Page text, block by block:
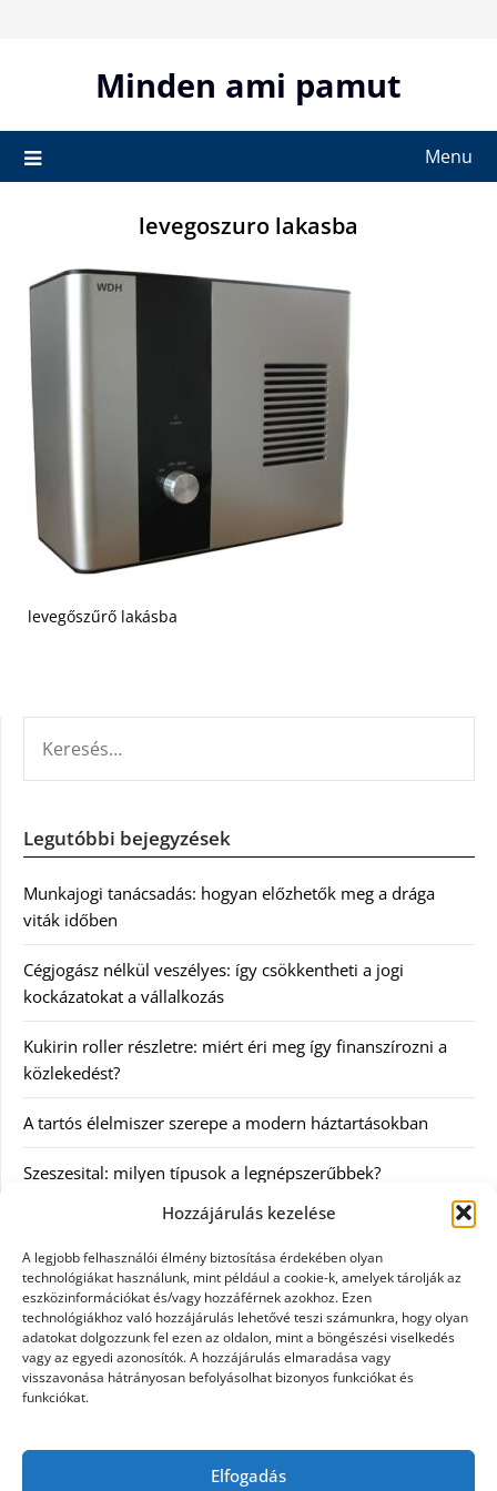
Hozzájárulás kezelése
A legjobb felhasználói élmény biztosítása érdekében olyan
technológiákat használunk, mint például a cookie-k, amelyek tárolják az
eszközinformációkat és/vagy hozzáférnek azokhoz. Ezen
technológiákhoz való hozzájárulás lehetővé teszi számunkra, hogy olyan
adatokat dolgozzunk fel ezen az oldalon, mint a böngészési viselkedés
vagy az egyedi azonosítók. A hozzájárulás elmaradása vagy
visszavonása hátrányosan befolyásolhat bizonyos funkciókat és
funkciókat.
Elfogadás
Minden ami pamut
Menu
levegoszuro lakasba
levegőszűrő lakásba
Legutóbbi bejegyzések
Munkajogi tanácsadás: hogyan előzhetők meg a drága
viták időben
Cégjogász nélkül veszélyes: így csökkentheti a jogi
kockázatokat a vállalkozás
Kukirin roller részletre: miért éri meg így finanszírozni a
közlekedést?
A tartós élelmiszer szerepe a modern háztartásokban
Szeszesital: milyen típusok a legnépszerűbbek?
Egyéb
Irodalom
Szolgáltatás
Szórakozás